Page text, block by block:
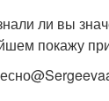
ли вы
покажу